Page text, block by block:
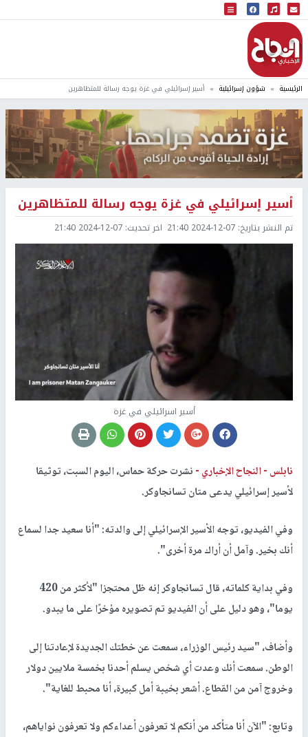
البث المباشر
إذاعة النجاح
الرئيسية شؤون إسرائيلية أسير إسرائيلي في غزة يوجه رسالة للمتظاهرين
أسير إسرائيلي في غزة يوجه رسالة للمتظاهرين
تم النشر بتاريخ: 2024-12-07 21:40 اخر تحديث: 2024-12-07 21:40
أسير اسرائيلي في غزة
نابلس -النجاح الإخباري -نشرت حركة حماس، اليوم السبت، توثيقا
لأسير إسرائيلي يدعى متان تسانجاوكر.
وفي الفيديو، توجه الأسير الإسرائيلي إلى والدته: "أنا سعيد جدا لسماع
أنك بخير. وآمل أن أراك مرة أخرى".
وفي بداية كلماته، قال تسانجاوكر إنه ظل محتجزا "لأكثر من 420
يوما"، وهو دليل على أن الفيديو تم تصويره مؤخرًا على ما يبدو.
وأضاف، "سيد رئيس الوزراء، سمعت عن خطتك الجديدة لإعادتنا إلى
الوطن. سمعت أنك وعدت أي شخص يسلم أحدنا بخمسة ملايين دولار
وخروج آمن من القطاع. أشعر بخيبة أمل كبيرة، أنا محبط للغاية".
وتابع: "الآن أنا متأكد من أنكم لا تعرفون أعداءكم ولا تعرفون نواياهم،